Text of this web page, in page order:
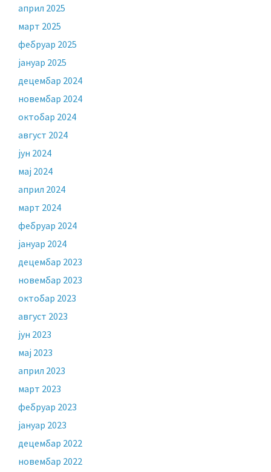
април 2025
март 2025
фебруар 2025
јануар 2025
децембар 2024
новембар 2024
октобар 2024
август 2024
јун 2024
мај 2024
април 2024
март 2024
фебруар 2024
јануар 2024
децембар 2023
новембар 2023
октобар 2023
август 2023
јун 2023
мај 2023
април 2023
март 2023
фебруар 2023
јануар 2023
децембар 2022
новембар 2022